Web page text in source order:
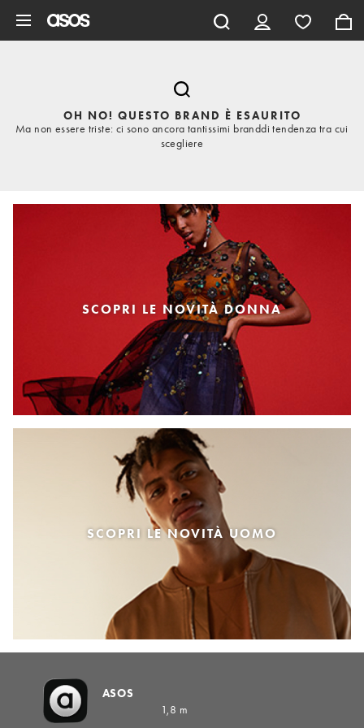
OH NO! QUESTO BRAND È ESAURITO
Ma non essere triste: ci sono ancora tantissimi branddi tendenza tra cui
scegliere
SCOPRI LE NOVITÀ DONNA
SCOPRI LE NOVITÀ UOMO
ASOS
1,8 m